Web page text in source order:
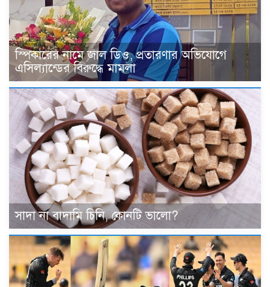
স্পিকারের নামে জাল ডিও, প্রতারণার অভিযোগে
এসিল্যান্ডের বিরুদ্ধে মামলা
সাদা না বাদামি চিনি, কোনটি ভালো?